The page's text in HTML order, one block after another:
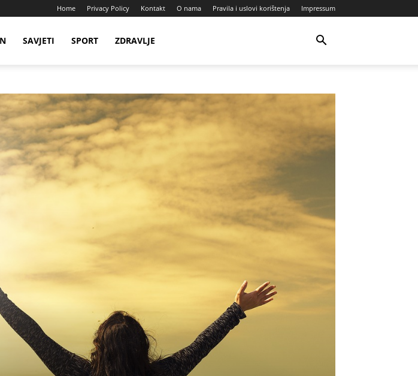
Home Privacy Policy Kontakt O nama Pravila i uslovi korištenja Impressum
SAVJETI SPORT ZDRAVLJE